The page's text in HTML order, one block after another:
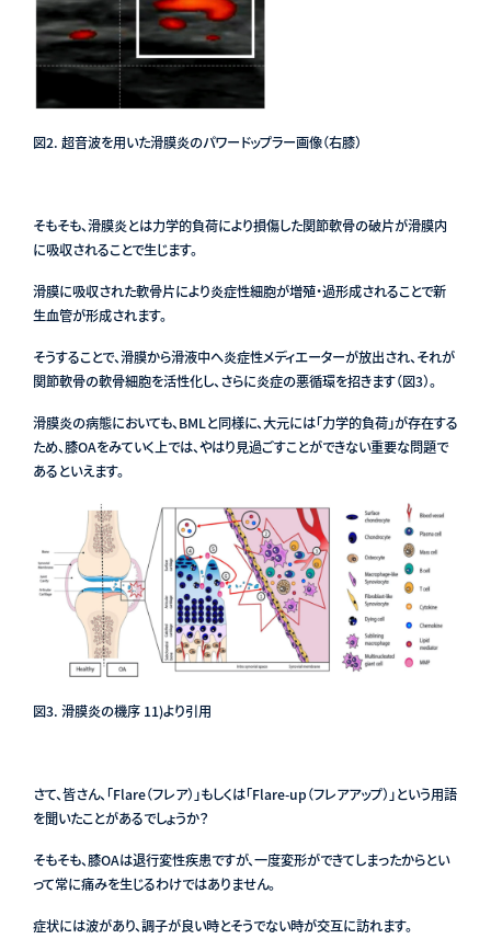
図2. 超音波を用いた滑膜炎のパワードップラー画像（右膝）
そもそも、滑膜炎とは力学的負荷により損傷した関節軟骨の破片が滑膜内
に吸収されることで生じます。
滑膜に吸収された軟骨片により炎症性細胞が増殖・過形成されることで新
生血管が形成されます。
そうすることで、滑膜から滑液中へ炎症性メディエーターが放出され、それが
関節軟骨の軟骨細胞を活性化し、さらに炎症の悪循環を招きます（図3）。
滑膜炎の病態においても、BMLと同様に、大元には「力学的負荷」が存在する
ため、膝OAをみていく上では、やはり見過ごすことができない重要な問題で
あるといえます。
図3. 滑膜炎の機序 11)より引用
さて、皆さん、「Flare（フレア）」もしくは「Flare-up（フレアアップ）」という用語
を聞いたことがあるでしょうか？
そもそも、膝OAは退行変性疾患ですが、一度変形ができてしまったからとい
って常に痛みを生じるわけではありません。
症状には波があり、調子が良い時とそうでない時が交互に訪れます。